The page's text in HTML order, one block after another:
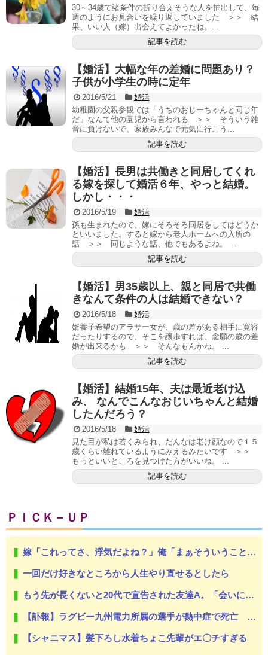
30～34歳で諸条件の折り合えそうな人を抽出して、毎
週のようにお見合いを繰り返していました ＞＞ 結
果、いい人（嫁）出会えてよかったね。...
記事を読む
【婚活】大幅な年の差婚に問題あり？
子供が小学生の時に定年
2016/5/21
婚活
幼稚園の父親参観では「うちのおじーちゃんと同じ年
だ」なんて他の園児から言われる ＞＞ そういう雑
音に負けないで、家族みんなで元気に行こう...
記事を読む
【婚活】長男は共働きと同居してくれ
る嫁を探して婚活６年、やっと結婚。
しかし・・・
2016/5/19
婚活
孫も生まれたので、嫁にそろそろ同居をしてはどうか
といいました。すると嫁から老人ホームへの入所の
話 ＞＞ 同じような話、他でもあるよね。 ...
記事を読む
【婚活】男35歳以上、親と同居で共働
きなんて条件の人は結婚できない？
2016/5/18
婚活
婿養子希望のアラサー女が、歳の差がある相手に寛容
だったりするので、そこを譲歩すれば、念願の歳の差
婚が出来るかも ＞＞ そんなもんかね。 ...
記事を読む
【婚活】結婚15年、夫は最近老け込
み、 なんでこんなおじいちゃんと結婚
したんだろう？
2016/5/18
婚活
見た目が私は若くみられ、だんなは老け顔なので１５
歳くらい離れているようにみえるみたいです ＞＞
もっといいところを見つけた方がいいね。 ...
記事を読む
ＰＩＣＫ－ＵＰ
嫁「これってさ、浮気だよね？」俺「まぁそういうことになりますかね」
一回だけ好きなところから人生やり直せるとしたら
もう先が長くないと20代で宣告された友達A。「会いに来てほしい」と言うので彼女の好きなもの沢山もっていったんだけど、なんとBが手渡した物は…
【訃報】ラグビー九州電力所属の選手が熱中症で死亡 フィジー出身の26歳
【シャニマス】髪下ろし水着ちょこ先輩がエ〇チすぎる